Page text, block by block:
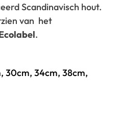
Scandinavisch hout.
van het
.
30cm, 34cm, 38cm,